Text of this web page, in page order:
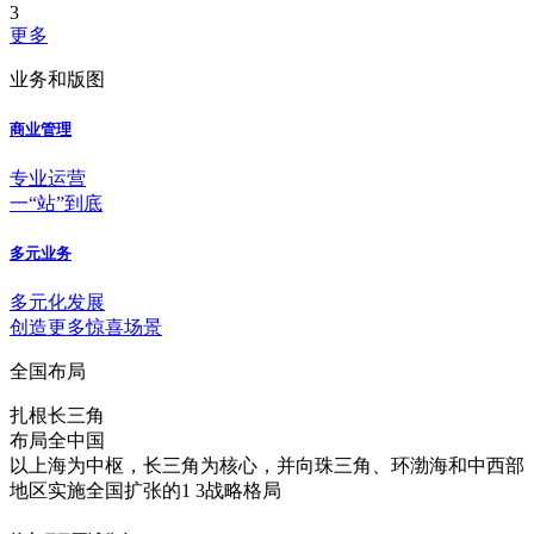
3
更多
业务和版图
商业管理
专业运营
一“站”到底
多元业务
多元化发展
创造更多惊喜场景
全国布局
扎根长三角
布局全中国
以上海为中枢，长三角为核心，并向珠三角、环渤海和中西部
地区实施全国扩张的1 3战略格局